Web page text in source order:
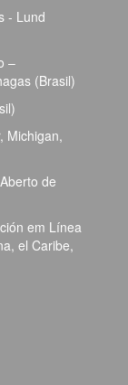
- Lund
–
(Brasil)
Michigan,
de
em Línea
el Caribe,